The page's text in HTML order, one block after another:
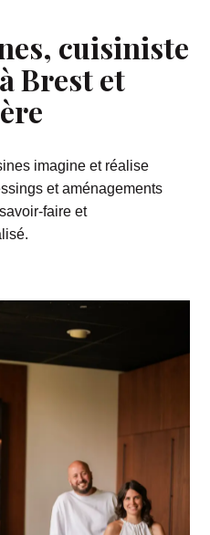
cuisiniste
Brest et
imagine et réalise
et aménagements
faire et